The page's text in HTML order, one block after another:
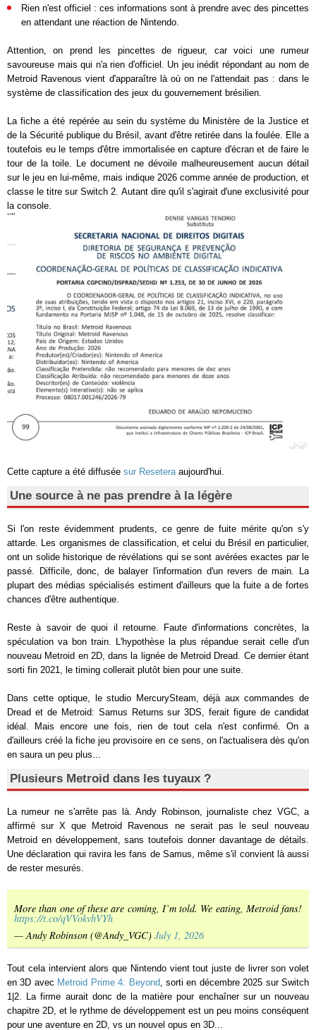
Rien n'est officiel : ces informations sont à prendre avec des pincettes
en attendant une réaction de Nintendo.
Attention, on prend les pincettes de rigueur, car voici une rumeur
savoureuse mais qui n'a rien d'officiel. Un jeu inédit répondant au nom de
Metroid Ravenous vient d'apparaître là où on ne l'attendait pas : dans le
système de classification des jeux du gouvernement brésilien.
La fiche a été repérée au sein du système du Ministère de la Justice et
de la Sécurité publique du Brésil, avant d'être retirée dans la foulée. Elle a
toutefois eu le temps d'être immortalisée en capture d'écran et de faire le
tour de la toile. Le document ne dévoile malheureusement aucun détail
sur le jeu en lui-même, mais indique 2026 comme année de production, et
classe le titre sur Switch 2. Autant dire qu'il s'agirait d'une exclusivité pour
la console.
Cette capture a été diffusée sur Reseteraaujourd'hui.
Une source à ne pas prendre à la légère
Si l'on reste évidemment prudents, ce genre de fuite mérite qu'on s'y
attarde. Les organismes de classification, et celui du Brésil en particulier,
ont un solide historique de révélations qui se sont avérées exactes par le
passé. Difficile, donc, de balayer l'information d'un revers de main. La
plupart des médias spécialisés estiment d'ailleurs que la fuite a de fortes
chances d'être authentique.
Reste à savoir de quoi il retourne. Faute d'informations concrètes, la
spéculation va bon train. L'hypothèse la plus répandue serait celle d'un
nouveau Metroid en 2D, dans la lignée de Metroid Dread. Ce dernier étant
sorti fin 2021, le timing collerait plutôt bien pour une suite.
Dans cette optique, le studio MercurySteam, déjà aux commandes de
Dread et de Metroid: Samus Returns sur 3DS, ferait figure de candidat
idéal. Mais encore une fois, rien de tout cela n'est confirmé. On a
d'ailleurs créé la fiche jeu provisoire en ce sens, on l'actualisera dès qu'on
en saura un peu plus...
Plusieurs Metroid dans les tuyaux ?
La rumeur ne s'arrête pas là. Andy Robinson, journaliste chez VGC, a
affirmé sur X que Metroid Ravenous ne serait pas le seul nouveau
Metroid en développement, sans toutefois donner davantage de détails.
Une déclaration qui ravira les fans de Samus, même s'il convient là aussi
de rester mesurés.
More than one of these are coming, I’m told. We eating, Metroid fans!
https://t.co/qVVokvhVYh
— Andy Robinson (@Andy_VGC) July 1, 2026
Tout cela intervient alors que Nintendo vient tout juste de livrer son volet
en 3D avec Metroid Prime 4: Beyond, sorti en décembre 2025 sur Switch
1|2. La firme aurait donc de la matière pour enchaîner sur un nouveau
chapitre 2D, et le rythme de développement est un peu moins conséquent
pour une aventure en 2D, vs un nouvel opus en 3D...